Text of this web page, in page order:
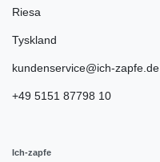
Riesa
Tyskland
kundenservice@ich-zapfe.de
+49 5151 87798 10
Ich-zapfe